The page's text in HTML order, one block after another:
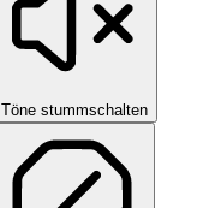
Töne stummschalten